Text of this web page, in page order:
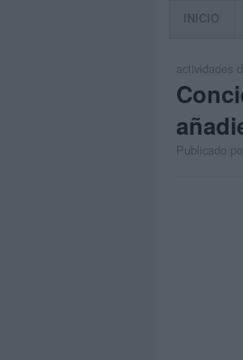
INICIO
actividades
Publicado